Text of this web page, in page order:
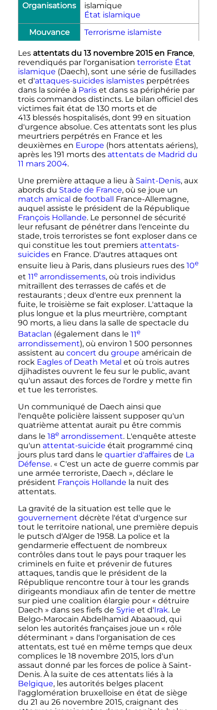
Organisations
État islamique
Mouvance
Terrorisme islamiste
Les attentats du 13 novembre 2015 en France,
revendiqués par l'organisation terroriste État
islamique (Daech), sont une série de fusillades
et d'attaques-suicides islamistesperpétrées
dans la soirée à Pariset dans sa périphérie par
trois commandos distincts. Le bilan officiel des
victimes fait état de 130 mortset de
413 blesséshospitalisés, dont 99 en situation
d'urgence absolue. Ces attentats sont les plus
meurtriers perpétrés en France et les
deuxièmes en Europe (hors attentats aériens),
après les 191 mortsdes attentats de Madrid du
11 mars 2004.
Une première attaque a lieu à Saint-Denis, aux
abords du Stade de France, où se joue un
match amical de football France-Allemagne,
auquel assiste le président de la République
François Hollande. Le personnel de sécurité
leur refusant de pénétrer dans l'enceinte du
stade, trois terroristes se font exploser dans ce
qui constitue les tout premiers attentats-
suicidesen France. D'autres attaques ont
ensuite lieu à Paris, dans plusieurs rues des 10e
et 11e arrondissements, où trois individus
mitraillent des terrasses de cafés et de
restaurants ; deux d'entre eux prennent la
fuite, le troisième se fait exploser. L'attaque la
plus longue et la plus meurtrière, comptant
90 morts, a lieu dans la salle de spectacle du
Bataclan (également dans le 11e
arrondissement), où environ 1 500 personnes
assistent au concert du groupe américain de
rock Eagles of Death Metal et où trois autres
djihadistes ouvrent le feu sur le public, avant
qu'un assaut des forces de l'ordre y mette fin
et tue les terroristes.
Un communiqué de Daech ainsi que
l'enquête policière laissent supposer qu'un
quatrième attentat aurait pu être commis
dans le 18e arrondissement. L'enquête atteste
qu'un attentat-suicide était programmé cinq
jours plus tard dans le quartier d'affairesde La
Défense. « C'est un acte de guerre commis par
une armée terroriste, Daech », déclare le
président François Hollande la nuit des
attentats.
La gravité de la situation est telle que le
gouvernement décrète l'état d'urgence sur
tout le territoire national, une première depuis
le putsch d'Alger de 1958. La police et la
gendarmerie effectuent de nombreux
contrôles dans tout le pays pour traquer les
criminels en fuite et prévenir de futures
attaques, tandis que le président de la
République rencontre tour à tour les grands
dirigeants mondiaux afin de tenter de mettre
sur pied une coalition élargie pour « détruire
Daech » dans ses fiefs de Syrie et d'Irak. Le
Belgo-Marocain Abdelhamid Abaaoud, qui
selon les autorités françaises joue un « rôle
déterminant » dans l'organisation de ces
attentats, est tué en même temps que deux
complices le 18 novembre 2015, lors d'un
assaut donné par les forces de police à Saint-
Denis. À la suite de ces attentats liés à la
Belgique, les autorités belges placent
l'agglomération bruxelloise en état de siège
du 21 au 26 novembre 2015, craignant des